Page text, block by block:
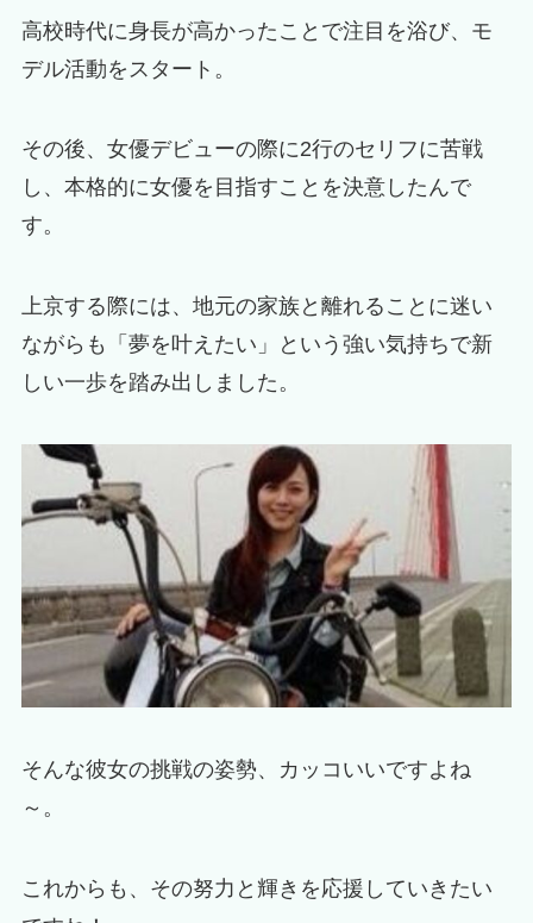
高校時代に身長が高かったことで注目を浴び、モ
デル活動をスタート。
その後、女優デビューの際に2行のセリフに苦戦
し、本格的に女優を目指すことを決意したんで
す。
上京する際には、地元の家族と離れることに迷い
ながらも「夢を叶えたい」という強い気持ちで新
しい一歩を踏み出しました。
そんな彼女の挑戦の姿勢、カッコいいですよね
～。
これからも、その努力と輝きを応援していきたい